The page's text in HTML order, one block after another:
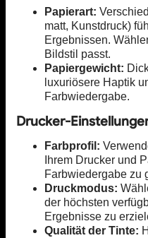
Papierart:
matt, Kunstdruck)
Ergebnissen.
Bildstil passt.
Papiergewicht:
luxuriösere Haptik
Farbwiedergabe.
Drucker-
Farbprofil:
Ihrem Drucker und
Farbwiedergabe zu
Druckmodus:
der höchsten
Ergebnisse zu
Qualität der Tinte: